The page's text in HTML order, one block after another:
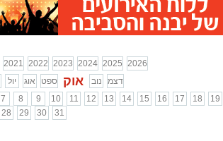
2021 2022 2023 2024 2025 2026
יול אוג ספט אוק נוב
דצמ
7 8 9 10 11 12 13 14 15 16 17 18 19
28 29 30 31